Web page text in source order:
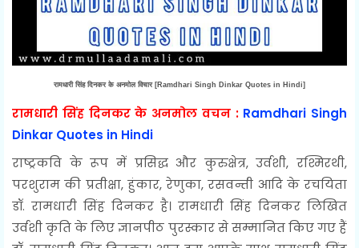
रामधारी सिंह दिनकर के अनमोल विचार [Ramdhari Singh Dinkar Quotes in Hindi]
रामधारी सिंह दिनकर के अनमोल वचन : Ramdhari Singh
Dinkar Quotes in Hindi
राष्ट्रकवि के रूप में प्रसिद्ध और कुरुक्षेत्र, उर्वशी, रश्मिरथी,
परशुराम की प्रतीक्षा, हुंकार, रेणुका, रसवन्ती आदि के रचयिता
डॉ. रामधारी सिंह दिनकर है। रामधारी सिंह दिनकर लिखित
उर्वशी कृति के लिए ज्ञानपीठ पुरस्कार से सम्मानित किए गए हैं